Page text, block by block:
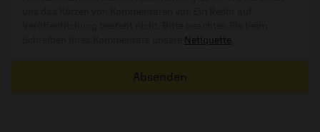
Netiquette
Absenden